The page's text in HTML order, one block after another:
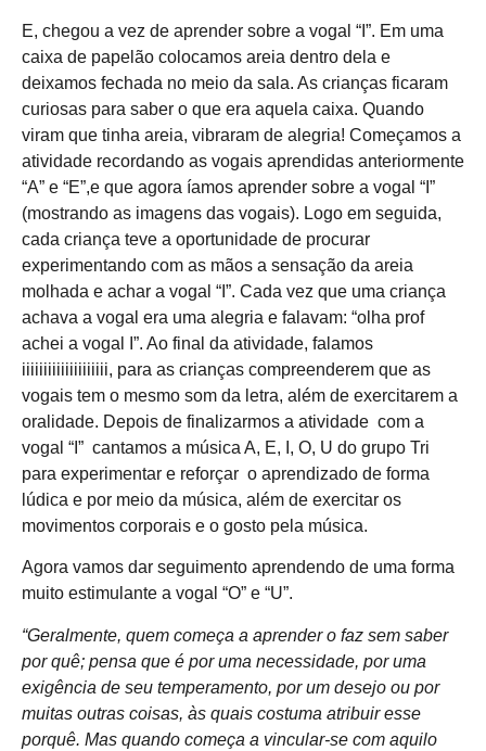
E, chegou a vez de aprender sobre a vogal “I”. Em uma
caixa de papelão colocamos areia dentro dela e
deixamos fechada no meio da sala. As crianças ficaram
curiosas para saber o que era aquela caixa. Quando
viram que tinha areia, vibraram de alegria! Começamos a
atividade recordando as vogais aprendidas anteriormente
“A” e “E”,e que agora íamos aprender sobre a vogal “I”
(mostrando as imagens das vogais). Logo em seguida,
cada criança teve a oportunidade de procurar
experimentando com as mãos a sensação da areia
molhada e achar a vogal “I”. Cada vez que uma criança
achava a vogal era uma alegria e falavam: “olha prof
achei a vogal I”. Ao final da atividade, falamos
iiiiiiiiiiiiiiiiiiii, para as crianças compreenderem que as
vogais tem o mesmo som da letra, além de exercitarem a
oralidade. Depois de finalizarmos a atividade com a
vogal “I” cantamos a música A, E, I, O, U do grupo Tri
para experimentar e reforçar o aprendizado de forma
lúdica e por meio da música, além de exercitar os
movimentos corporais e o gosto pela música.
Agora vamos dar seguimento aprendendo de uma forma
muito estimulante a vogal “O” e “U”.
“Geralmente, quem começa a aprender o faz sem saber
por quê; pensa que é por uma necessidade, por uma
exigência de seu temperamento, por um desejo ou por
muitas outras coisas, às quais costuma atribuir esse
porquê. Mas quando começa a vincular-se com aquilo